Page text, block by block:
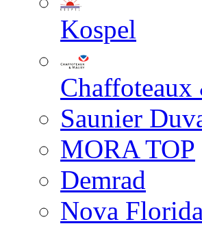
Kospel
Saunier
MORA TOP
Demrad
Nova Florida